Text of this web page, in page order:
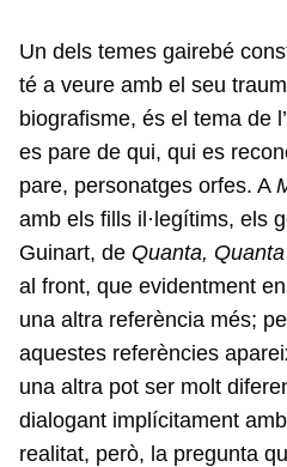
Un dels temes gairebé
té a veure amb el seu
biografisme, és el tema de
es pare de qui, qui es
pare, personatges orfes. A
amb els fills il·legítims, els
Guinart, de Quanta,
al front, que evidentment
una altra referència més;
aquestes referències
una altra pot ser molt
dialogant implícitament
realitat, però, la pregunta